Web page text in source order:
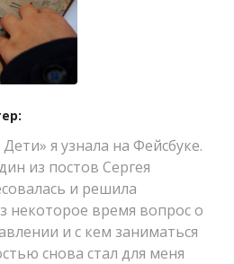
я узнала на Фейсбуке.
из постов Сергея
и решила
некоторое время вопрос о
и с кем заниматься
снова стал для меня